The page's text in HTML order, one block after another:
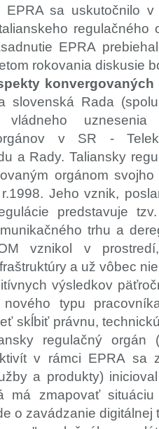
EPRA sa uskutočnilo
regulačného
EPRA
rokovania diskusie
slovenská Rada
vládneho
v SR -
a Rady. Taliansky
orgánom
Jeho vznik,
predstavuje
trhu a
vznikol v
a už vôbec
výsledkov
typu
skĺbiť právnu,
regulačný
v rámci EPRA sa
a produkty)
má zmapovať
o zavádzanie digitálnej